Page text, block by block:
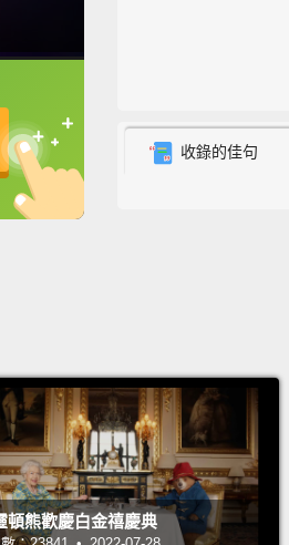
英
收錄的佳句
頓熊歡慶白金禧慶典